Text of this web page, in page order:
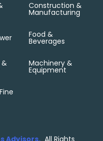
Construction &
Manufacturing
Food &
Beverages
Machinery &
Equipment